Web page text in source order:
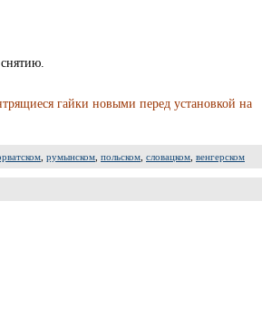
гайки новыми перед установкой на
румынском польском словацком венгерском